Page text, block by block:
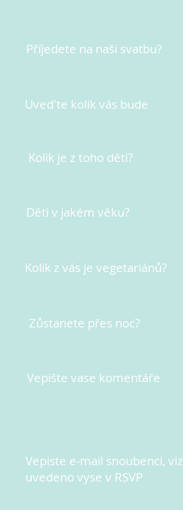
Příjedete na naší svatbu?
Uved'te kolik vás bude
Kolik je z toho děti?
Děti v jakém věku?
Kolik z vás je vegetariánů?
Zůstanete přes noc?
Vepište vase komentáře
Vepiste e-mail snoubenci, viz
uvedeno vyse v RSVP